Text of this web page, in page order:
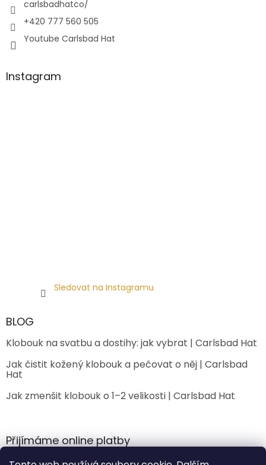
carlsbadhatco/
+420 777 560 505
Youtube Carlsbad Hat
Instagram
Sledovat na Instagramu
BLOG
Klobouk na svatbu a dostihy: jak vybrat | Carlsbad Hat
Jak čistit kožený klobouk a pečovat o něj | Carlsbad
Hat
Jak zmenšit klobouk o 1–2 velikosti | Carlsbad Hat
Přijímáme online platby